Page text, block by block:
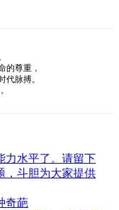
的尊重，
代脉搏。
力水平了。请留下
，斗胆为大家提供
奇葩